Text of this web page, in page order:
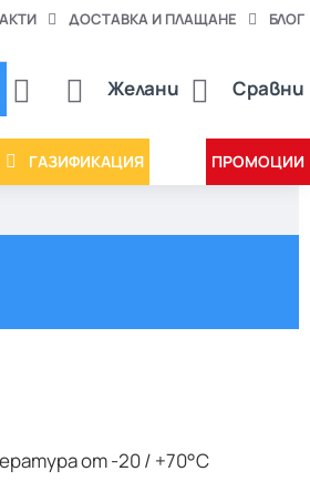
ДОСТАВКА И ПЛАЩАНЕ БЛОГ
Желани Сравни
ГАЗИФИКАЦИЯ ПРОМОЦИИ
от -20 / +70°C